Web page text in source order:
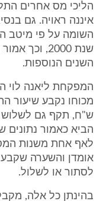
הליכי מס אחרים
איננה ראויה. גם
השומה על פי מיטב
שנת 2000,
השנים הנוספות.
המפקחת ליאנה לוי
ש"ח, תקף גם לשלוש
הביא כאמור נתונים
לאף אחת משנות
אומדן והשערה
לסתור או לשלול.
בהינתן כל אלה,